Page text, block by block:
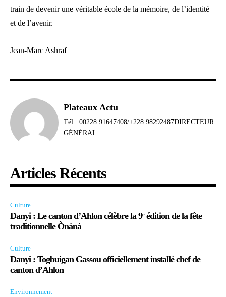
train de devenir une véritable école de la mémoire, de l’identité
et de l’avenir.
Jean-Marc Ashraf
Plateaux Actu
Tél : 00228 91647408/+228 98292487DIRECTEUR
GÉNÉRAL
Articles Récents
Culture
Danyi : Le canton d’Ahlon célèbre la 9ᵉ édition de la fête
traditionnelle Ònànà
Culture
Danyi : Togbuigan Gassou officiellement installé chef de
canton d’Ahlon
Environnement